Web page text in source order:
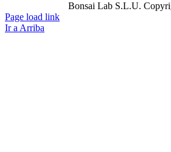
Bonsai Lab S.L.U.
Page load link
Ir a Arriba